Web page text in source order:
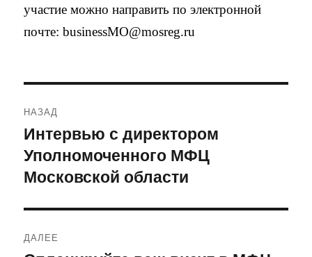
участие можно направить по электронной
почте: businessMO@mosreg.ru
по
записям
НАЗАД
Предыдущая
запись:
Интервью с директором
Уполномоченного МФЦ
Московской области
ДАЛЕЕ